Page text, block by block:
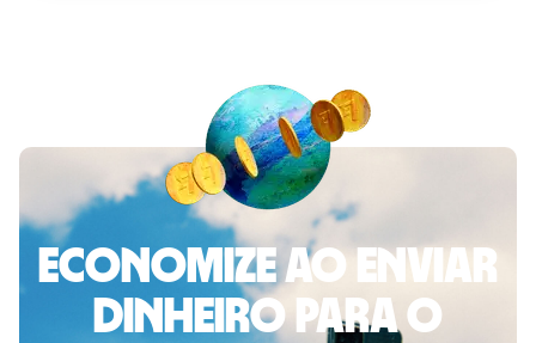
Economize ao enviar
dinheiro para o